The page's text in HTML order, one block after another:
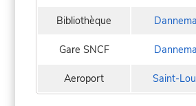
Bibliothèque
Gare SNCF
Aeroport Saint-